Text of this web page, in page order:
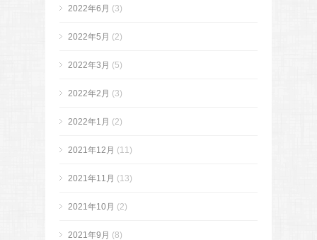
2022年6月 (3)
2022年5月 (2)
2022年3月 (5)
2022年2月 (3)
2022年1月 (2)
2021年12月 (11)
2021年11月 (13)
2021年10月 (2)
2021年9月 (8)